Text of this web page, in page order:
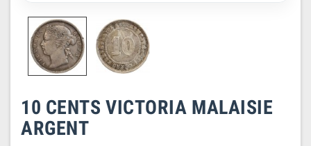
10 CENTS VICTORIA MALAISIE
ARGENT